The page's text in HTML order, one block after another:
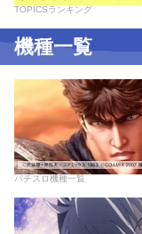
TOPICSランキング
機種一覧
パチスロ機種一覧